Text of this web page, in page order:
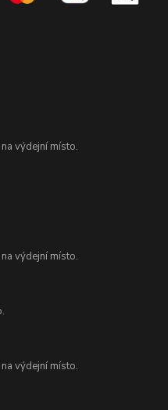
výdejní místo.
výdejní místo.
výdejní místo.